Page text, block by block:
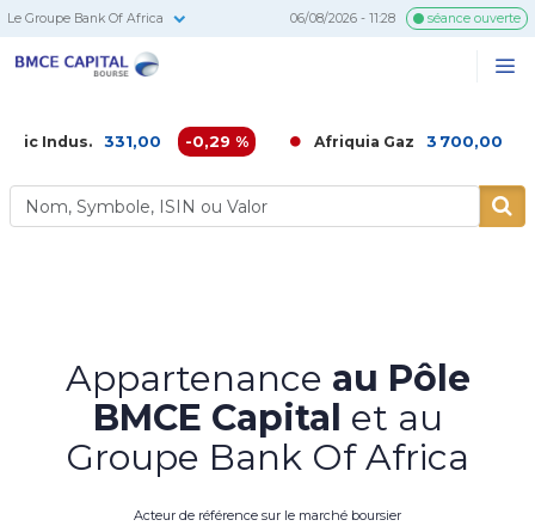
Le Groupe Bank Of Africa 06/08/2026 - 11:28 séance ouverte
331,00 -0,29 % Afriquia Gaz 3 700,00 -1,35 %
Appartenance au Pôle
BMCE Capital et au
Groupe Bank Of Africa
Acteur de référence sur le marché boursier